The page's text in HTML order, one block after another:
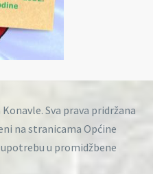
Sva prava pridržana
na stranicama Općine
u promidžbene